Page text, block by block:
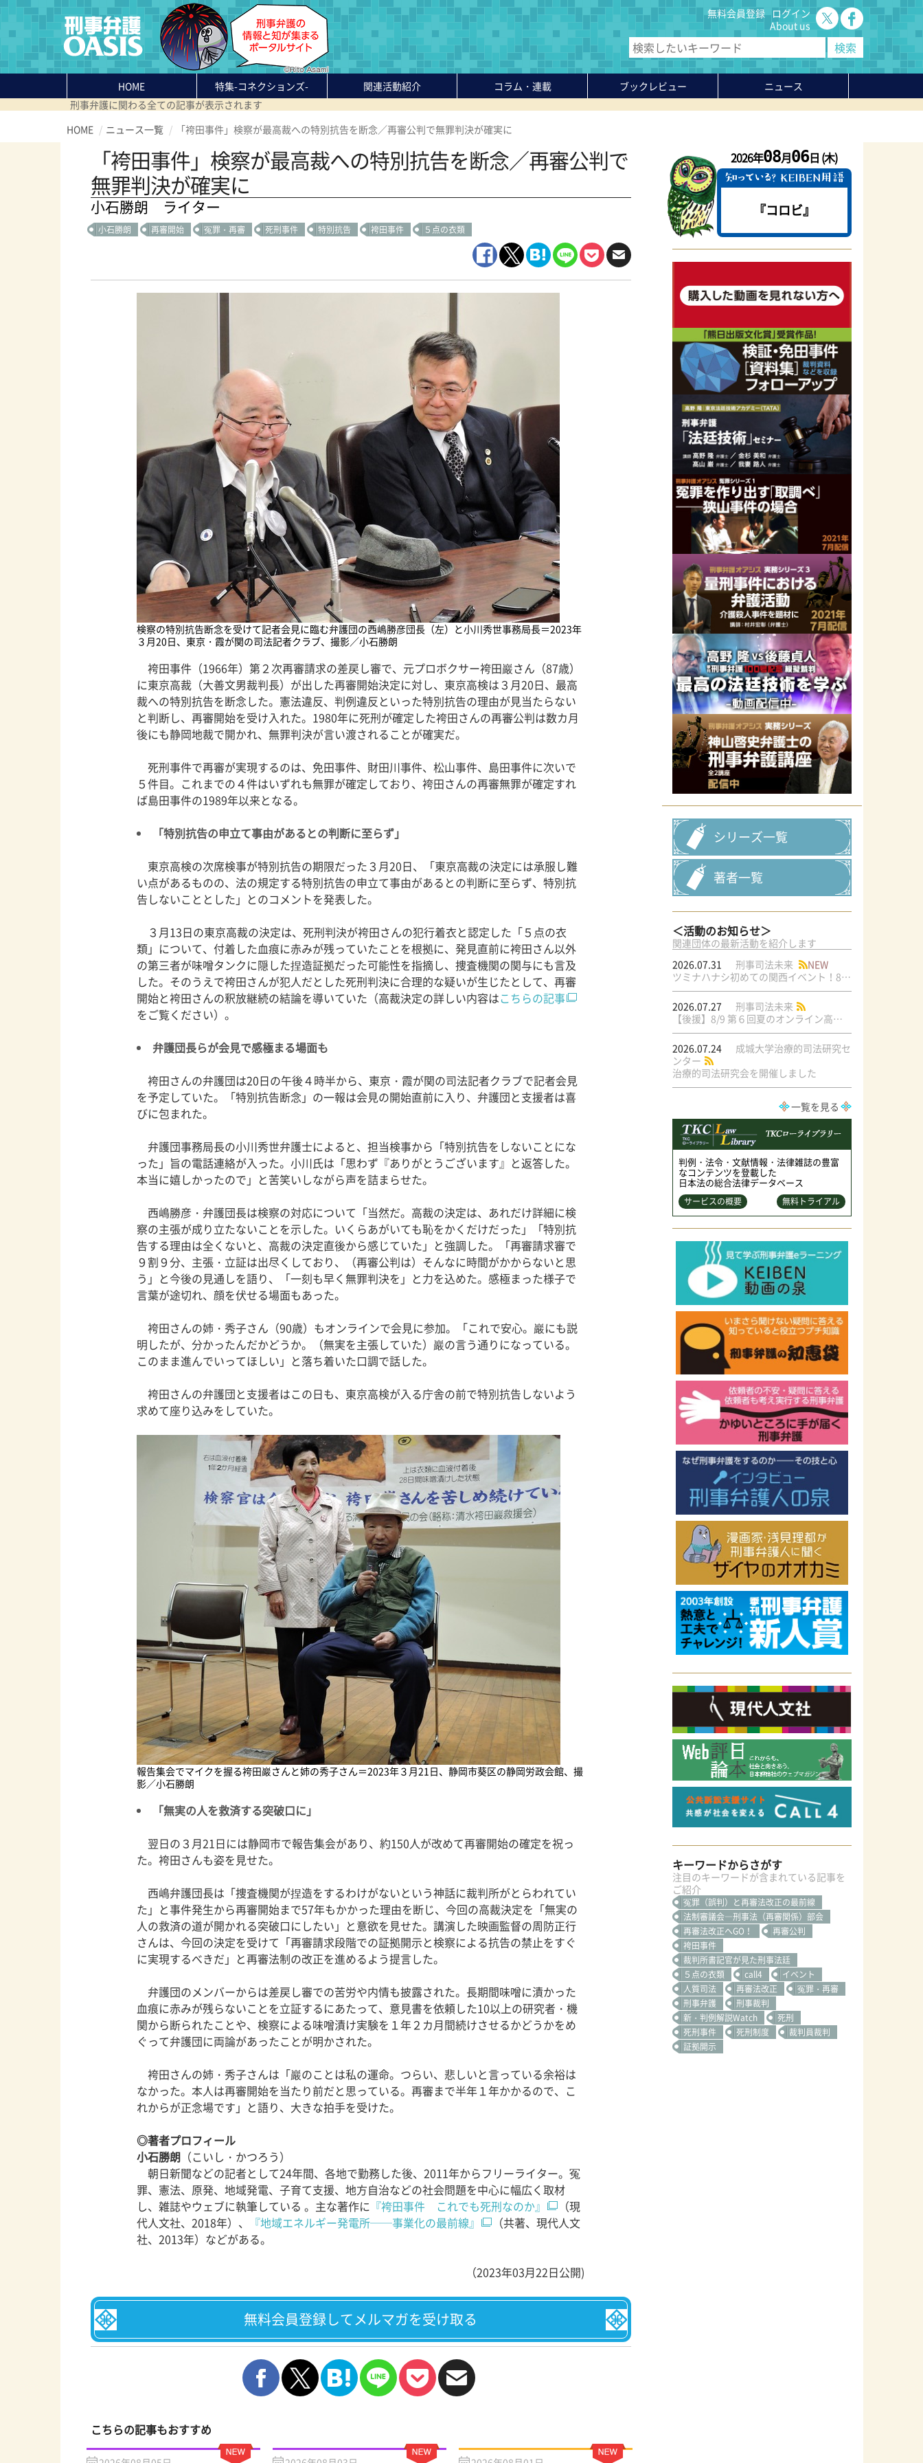
無料会員登録 ログイン
About us
HOME 特集-コネクションズ- 関連活動紹介 コラム・連載 ブックレビュー
ニュース
刑事弁護に関わる全ての記事が表示されます
HOME
ニュース一覧 「袴田事件」検察が最高裁への特別抗告を断念／再審公判で無罪判決が確実に
「袴田事件」検察が最高裁への特別抗告を断念／再審公判で
無罪判決が確実に
小石勝朗 ライター
小石勝朗 再審開始 冤罪・再審 死刑事件 特別抗告 袴田事件 ５点の衣類
検察の特別抗告断念を受けて記者会見に臨む弁護団の西嶋勝彦団長（左）と小川秀世事務局長＝2023年
３月20日、東京・霞が関の司法記者クラブ、撮影／小石勝朗
袴田事件（1966年）第２次再審請求の差戻し審で、元プロボクサー袴田巖さん（87歳）
に東京高裁（大善文男裁判長）が出した再審開始決定に対し、東京高検は３月20日、最高
裁への特別抗告を断念した。憲法違反、判例違反といった特別抗告の理由が見当たらない
と判断し、再審開始を受け入れた。1980年に死刑が確定した袴田さんの再審公判は数カ月
後にも静岡地裁で開かれ、無罪判決が言い渡されることが確実だ。
死刑事件で再審が実現するのは、免田事件、財田川事件、松山事件、島田事件に次いで
５件目。これまでの４件はいずれも無罪が確定しており、袴田さんの再審無罪が確定すれ
ば島田事件の1989年以来となる。
「特別抗告の申立て事由があるとの判断に至らず」
東京高検の次席検事が特別抗告の期限だった３月20日、「東京高裁の決定には承服し難
い点があるものの、法の規定する特別抗告の申立て事由があるとの判断に至らず、特別抗
告しないこととした」とのコメントを発表した。
３月13日の東京高裁の決定は、死刑判決が袴田さんの犯行着衣と認定した「５点の衣
類」について、付着した血痕に赤みが残っていたことを根拠に、発見直前に袴田さん以外
の第三者が味噌タンクに隠した捏造証拠だった可能性を指摘し、捜査機関の関与にも言及
した。そのうえで袴田さんが犯人だとした死刑判決に合理的な疑いが生じたとして、再審
開始と袴田さんの釈放継続の結論を導いていた（高裁決定の詳しい内容はこちらの記事
をご覧ください）。
弁護団長らが会見で感極まる場面も
袴田さんの弁護団は20日の午後４時半から、東京・霞が関の司法記者クラブで記者会見
を予定していた。「特別抗告断念」の一報は会見の開始直前に入り、弁護団と支援者は喜
びに包まれた。
弁護団事務局長の小川秀世弁護士によると、担当検事から「特別抗告をしないことにな
った」旨の電話連絡が入った。小川氏は「思わず『ありがとうございます』と返答した。
本当に嬉しかったので」と苦笑いしながら声を詰まらせた。
西嶋勝彦・弁護団長は検察の対応について「当然だ。高裁の決定は、あれだけ詳細に検
察の主張が成り立たないことを示した。いくらあがいても恥をかくだけだった」「特別抗
告する理由は全くないと、高裁の決定直後から感じていた」と強調した。「再審請求審で
９割９分、主張・立証は出尽くしており、（再審公判は）そんなに時間がかからないと思
う」と今後の見通しを語り、「一刻も早く無罪判決を」と力を込めた。感極まった様子で
言葉が途切れ、顔を伏せる場面もあった。
袴田さんの姉・秀子さん（90歳）もオンラインで会見に参加。「これで安心。巖にも説
明したが、分かったんだかどうか。（無実を主張していた）巖の言う通りになっている。
このまま進んでいってほしい」と落ち着いた口調で話した。
袴田さんの弁護団と支援者はこの日も、東京高検が入る庁舎の前で特別抗告しないよう
求めて座り込みをしていた。
報告集会でマイクを握る袴田巖さんと姉の秀子さん＝2023年３月21日、静岡市葵区の静岡労政会館、撮
影／小石勝朗
「無実の人を救済する突破口に」
翌日の３月21日には静岡市で報告集会があり、約150人が改めて再審開始の確定を祝っ
た。袴田さんも姿を見せた。
西嶋弁護団長は「捜査機関が捏造をするわけがないという神話に裁判所がとらわれてい
た」と事件発生から再審開始まで57年もかかった理由を断じ、今回の高裁決定を「無実の
人の救済の道が開かれる突破口にしたい」と意欲を見せた。講演した映画監督の周防正行
さんは、今回の決定を受けて「再審請求段階での証拠開示と検察による抗告の禁止をすぐ
に実現するべきだ」と再審法制の改正を進めるよう提言した。
弁護団のメンバーからは差戻し審での苦労や内情も披露された。長期間味噌に漬かった
血痕に赤みが残らないことを立証するにあたって、意見書を依頼した10以上の研究者・機
関から断られたことや、検察による味噌漬け実験を１年２カ月間続けさせるかどうかをめ
ぐって弁護団に両論があったことが明かされた。
袴田さんの姉・秀子さんは「巖のことは私の運命。つらい、悲しいと言っている余裕は
なかった。本人は再審開始を当たり前だと思っている。再審まで半年１年かかるので、こ
れからが正念場です」と語り、大きな拍手を受けた。
◎著者プロフィール
小石勝朗 （こいし・かつろう）
朝日新聞などの記者として24年間、各地で勤務した後、2011年からフリーライター。冤
罪、憲法、原発、地域発電、子育て支援、地方自治などの社会問題を中心に幅広く取材
し、雑誌やウェブに執筆している 。主な著作に 『袴田事件 これでも死刑なのか』
（現
代人文社、2018年）、
『地域エネルギー発電所──事業化の最前線』
（共著、現代人文
社、2013年）などがある。
（2023年03月22日公開)
無料会員登録してメルマガを受け取る
こちらの記事もおすすめ
2026年08月06日 (木)
『コロビ』
シリーズ一覧
著者一覧
＜活動のお知らせ＞
関連団体の最新活動を紹介します
2026.07.31
刑事司法未来
NEW
ツミナハナシ初めての関西イベント！8/17（月）＠梅田ラテラル
2026.07.27
刑事司法未来
【後援】8/9 第６回夏のオンライン高校生文学模擬裁判交流大会
2026.07.24
成城大学治療的司法研究セ
ンター
治療的司法研究会を開催しました
一覧を見る
判例・法令・文献情報・法律雑誌の豊富
なコンテンツを登載した
日本法の総合法律データベース
サービスの概要 無料トライアル
キーワードからさがす
注目のキーワードが含まれている記事を
ご紹介
冤罪（誤判）と再審法改正の最前線
法制審議会―刑事法（再審関係）部会
再審法改正へGO！
再審公判
袴田事件
裁判所書記官が見た刑事法廷
５点の衣類
call4
イベント
人質司法
再審法改正
冤罪・再審
刑事弁護
刑事裁判
新・判例解説Watch
死刑
死刑事件
死刑制度
裁判員裁判
証拠開示